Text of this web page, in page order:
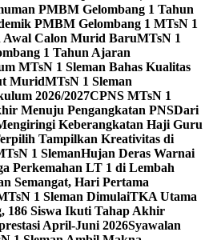
PMBM Gelombang 1 Tahun
PMBM Gelombang 1 MTsN 1
Awal Calon Murid BaruMTsN 1
1 Tahun Ajaran
MTsN 1 Sleman Bahas Kualitas
MuridMTsN 1 Sleman
2026/2027CPNS MTsN 1
Menuju Pengangkatan PNSDari
Keberangkatan Haji Guru
Tampilkan Kreativitas di
1 SlemanHujan Deras Warnai
Perkemahan LT 1 di Lembah
Semangat, Hari Pertama
1 Sleman DimulaiTKA Utama
186 Siswa Ikuti Tahap Akhir
April-Juni 2026Syawalan